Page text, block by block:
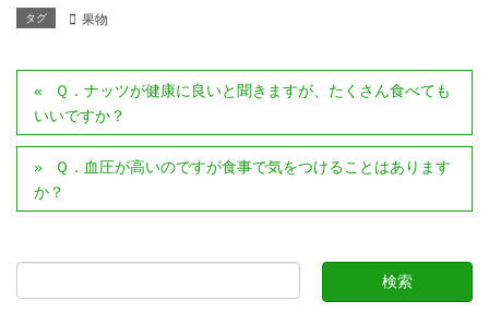
タグ 果物
Ｑ．ナッツが健康に良いと聞きますが、たくさん食べても
いいですか？
Ｑ．血圧が高いのですが食事で気をつけることはあります
か？